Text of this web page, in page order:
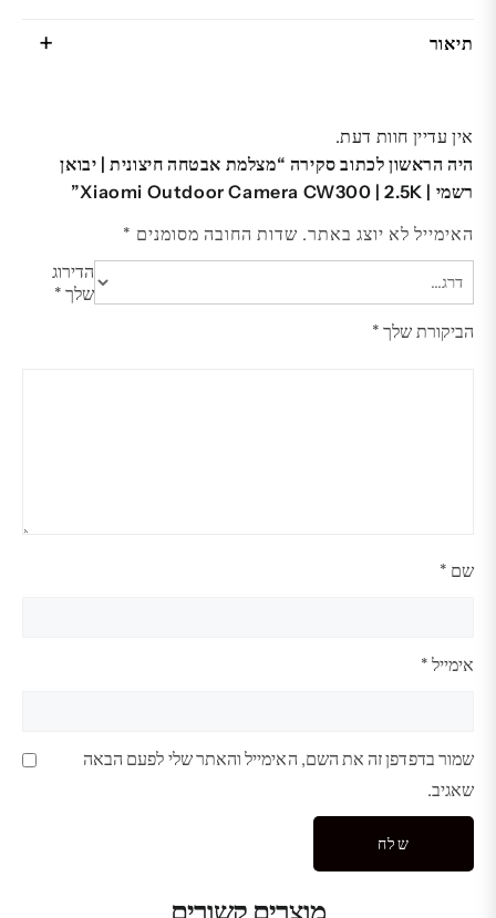
תיאור
אין עדיין חוות דעת.
היה הראשון לכתוב סקירה “מצלמת אבטחה חיצונית | יבואן
רשמי | Xiaomi Outdoor Camera CW300 | 2.5K”
האימייל לא יוצג באתר. שדות החובה מסומנים *
הדירוג
שלך *
הביקורת שלך *
שם *
אימייל *
שמור בדפדפן זה את השם, האימייל והאתר שלי לפעם הבאה
שאגיב.